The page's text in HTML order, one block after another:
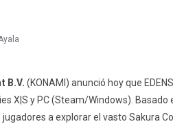
B.V. (KONAMI) anunció hoy que
X|S y PC (Steam/Windows).
a explorar el vasto Sakura